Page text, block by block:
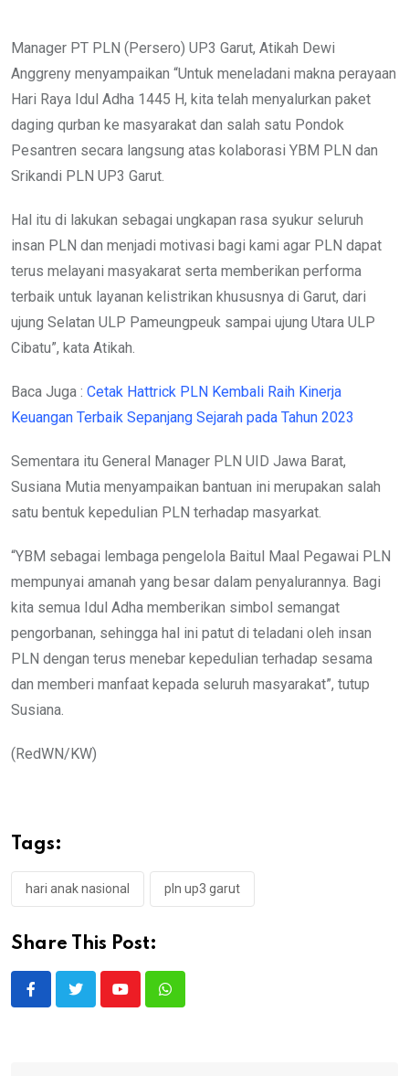
Manager PT PLN (Persero) UP3 Garut, Atikah Dewi
Anggreny menyampaikan “Untuk meneladani makna perayaan
Hari Raya Idul Adha 1445 H, kita telah menyalurkan paket
daging qurban ke masyarakat dan salah satu Pondok
Pesantren secara langsung atas kolaborasi YBM PLN dan
Srikandi PLN UP3 Garut.
Hal itu di lakukan sebagai ungkapan rasa syukur seluruh
insan PLN dan menjadi motivasi bagi kami agar PLN dapat
terus melayani masyakarat serta memberikan performa
terbaik untuk layanan kelistrikan khususnya di Garut, dari
ujung Selatan ULP Pameungpeuk sampai ujung Utara ULP
Cibatu”, kata Atikah.
Baca Juga : Cetak Hattrick PLN Kembali Raih Kinerja
Keuangan Terbaik Sepanjang Sejarah pada Tahun 2023
Sementara itu General Manager PLN UID Jawa Barat,
Susiana Mutia menyampaikan bantuan ini merupakan salah
satu bentuk kepedulian PLN terhadap masyarkat.
“YBM sebagai lembaga pengelola Baitul Maal Pegawai PLN
mempunyai amanah yang besar dalam penyalurannya. Bagi
kita semua Idul Adha memberikan simbol semangat
pengorbanan, sehingga hal ini patut di teladani oleh insan
PLN dengan terus menebar kepedulian terhadap sesama
dan memberi manfaat kepada seluruh masyarakat”, tutup
Susiana.
(RedWN/KW)
Tags:
hari anak nasional pln up3 garut
Share This Post:
YoutubeWhatsapp